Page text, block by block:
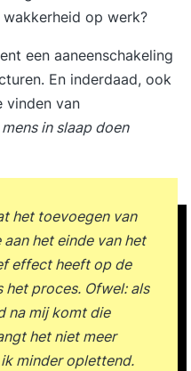
Een groeiend
teams werken.
of zelfsturing goed
sneller resultaat. En
dat
na de tweedaagse
& Zelfsturing
Weet je welke
beste bij jouw
voordelen van
zelf mogen ervaren;
kennis van de
op werk?
een aaneenschakeling
En inderdaad, ook
vinden van
in slaap doen
het toevoegen van
het einde van het
effect heeft op de
proces. Ofwel: als
na mij komt die
het niet meer
minder oplettend.